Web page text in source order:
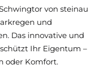
von steinau
und
Das innovative und
Ihr Eigentum –
oder Komfort.